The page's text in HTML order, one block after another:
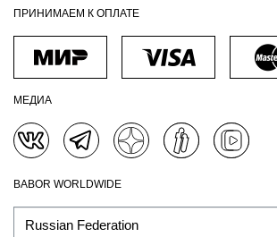
ПРИНИМАЕМ К ОПЛАТЕ
МЕДИА
BABOR WORLDWIDE